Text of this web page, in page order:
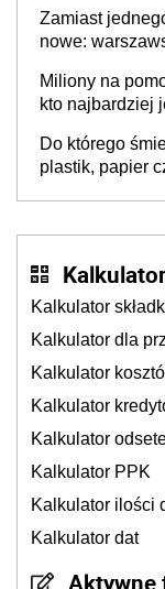
Zamiast
nowe:
stołecznych
Miliony na
kto najbardziej
Do którego
plastik, papier
Kalkulator
Kalkulator dla
Kalkulator
Kalkulator
Kalkulator
Kalkulator PPK
Kalkulator ilości
Kalkulator dat
Aktywne